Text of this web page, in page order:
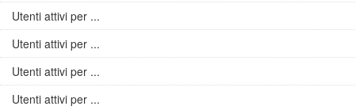
Utenti attivi per ...
Utenti attivi per ...
Utenti attivi per ...
Utenti attivi per ...